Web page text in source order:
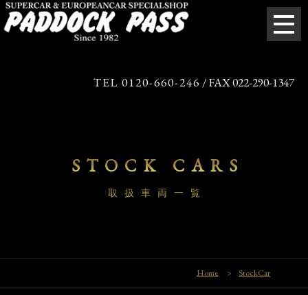
TEL 0120-660-246 / FAX 022-290-1347
STOCK CARS
取扱車両一覧
Home > StockCar